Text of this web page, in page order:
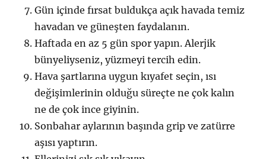
Gün içinde fırsat buldukça açık havada temiz
havadan ve güneşten faydalanın.
Haftada en az 5 gün spor yapın. Alerjik
bünyeliyseniz, yüzmeyi tercih edin.
Hava şartlarına uygun kıyafet seçin, ısı
değişimlerinin olduğu süreçte ne çok kalın
ne de çok ince giyinin.
Sonbahar aylarının başında grip ve zatürre
aşısı yaptırın.